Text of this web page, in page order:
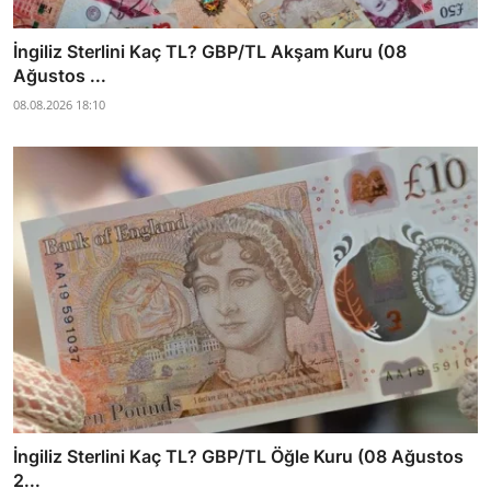
İngiliz Sterlini Kaç TL? GBP/TL Akşam Kuru (08
Ağustos ...
08.08.2026 18:10
İngiliz Sterlini Kaç TL? GBP/TL Öğle Kuru (08 Ağustos
2...